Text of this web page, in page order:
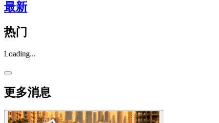
最新
热门
Loading...
更多消息